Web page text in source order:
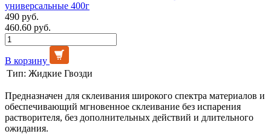
универсальные 400г
490 руб.
460.60 руб.
В корзину
Тип: Жидкие Гвозди
Предназначен для склеивания широкого спектра материалов и
обеспечивающий мгновенное склеивание без испарения
растворителя, без дополнительных действий и длительного
ожидания.